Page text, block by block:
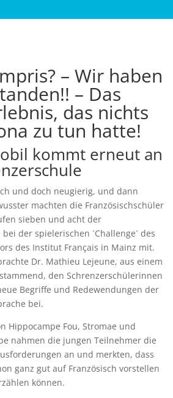
– Wir haben
– Das
das nichts
zu tun hatte!
kommt erneut an
und doch neugierig, und dann
machten die Französischschüler
sieben und acht der
der spielerischen ´Challenge´ des
des Institut Français in Mainz mit.
Dr. Mathieu Lejeune, aus einem
den Schrenzerschülerinnen
Begriffe und Redewendungen der
bei.
Hippocampe Fou, Stromae und
nahmen die jungen Teilnehmer die
an und merkten, dass
ganz gut auf Französisch vorstellen
können.